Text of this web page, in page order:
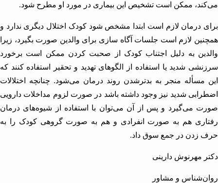
ممکن است تشخیص این بیماری در مورد او مطرح شود.
درمان لازم است ابتدا مشخص شود کودک اختلال دیگری ندارد و
لازم است جلسات آگاه سازی برای والدین صورت بگیرد، زیرا
به دلیل اجتناب کودک از صحبت کردن ممکن است برخورد
شدید یا استفاده از الگوهای تهدید و تحقیر استفاده کنند که
مسأله منجر به بدترشدن روند درمان می‌شود. چنانچه اختلالات
شدید نیز وجود داشته باشد در صورت لزوم مداخلات دارویی
می‌گیرد و پس از آن می‌توان با استفاده از شیوه‌های درمان
هم به صورت انفرادی و هم به صورت گروهی کودک را به
زدن در جمع سوق داد.
مهرنوش دارینی
و مشاور